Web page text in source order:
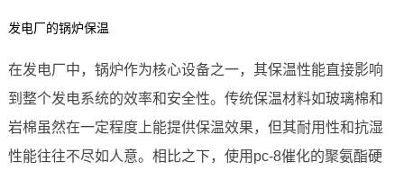
发电厂的锅炉保温
在发电厂中，锅炉作为核心设备之一，其保温性能直接影响
到整个发电系统的效率和安全性。传统保温材料如玻璃棉和
岩棉虽然在一定程度上能提供保温效果，但其耐用性和抗湿
性能往往不尽如人意。相比之下，使用pc-8催化的聚氨酯硬